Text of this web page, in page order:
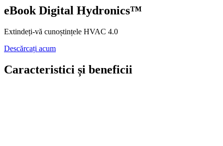
eBook Digital Hydronics™
Extindeți-vă cunoștințele HVAC 4.0
Descărcați acum
Caracteristici și beneficii